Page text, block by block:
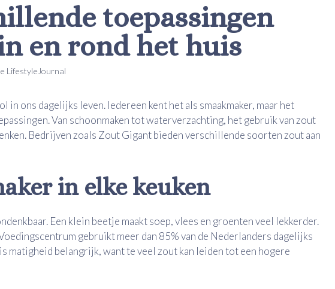
toepassingen
en rond het huis
LifestyleJournal
in ons dagelijks leven. Iedereen kent het als smaakmaker, maar het
Van schoonmaken tot waterverzachting, het gebruik van zout
Bedrijven zoals Zout Gigant bieden verschillende soorten zout aan
in elke keuken
Een klein beetje maakt soep, vlees en groenten veel lekkerder.
gebruikt meer dan 85% van de Nederlanders dagelijks
matigheid belangrijk, want te veel zout kan leiden tot een hogere